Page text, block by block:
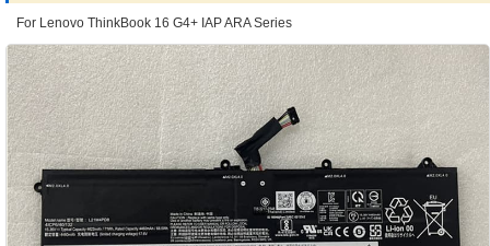
For Lenovo ThinkBook 16 G4+ IAP ARA Series